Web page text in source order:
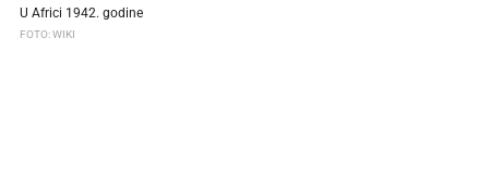
U Africi 1942. godine
FOTO: WIKI